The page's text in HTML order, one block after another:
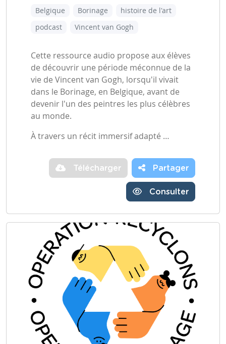
Belgique Borinage
histoire de l'art
podcast
Vincent van Gogh
Cette ressource audio propose aux élèves
de découvrir une période méconnue de la
vie de Vincent van Gogh, lorsqu'il vivait
dans le Borinage, en Belgique, avant de
devenir l'un des peintres les plus célèbres
au monde.
À travers un récit immersif adapté …
Télécharger Partager
Consulter